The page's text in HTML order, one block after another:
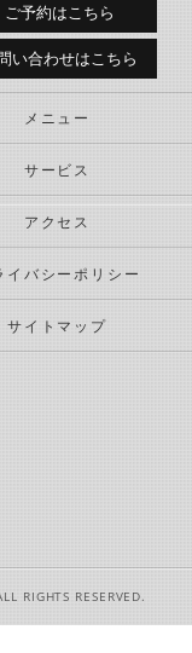
ご予約はこちら
い合わせはこちら
メニュー
サービス
アクセス
イバシーポリシー
サイトマップ
RIGHTS RESERVED.